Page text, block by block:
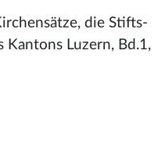
die Stifts-
Kantons Luzern, Bd.1,